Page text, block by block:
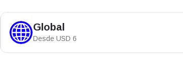
Global
Desde USD 6